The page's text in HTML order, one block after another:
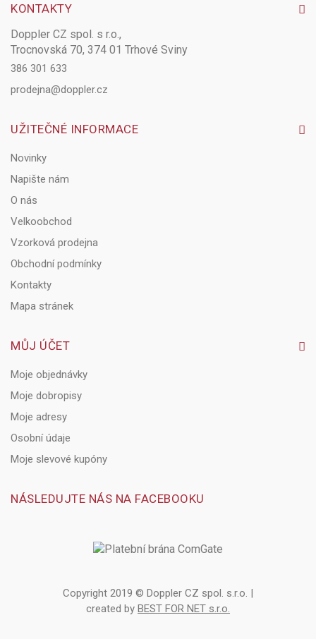
KONTAKTY
Doppler CZ spol. s r.o.,
Trocnovská 70, 374 01 Trhové Sviny
386 301 633
prodejna@doppler.cz
UŽITEČNÉ INFORMACE
Novinky
Napište nám
O nás
Velkoobchod
Vzorková prodejna
Obchodní podmínky
Kontakty
Mapa stránek
MŮJ ÚČET
Moje objednávky
Moje dobropisy
Moje adresy
Osobní údaje
Moje slevové kupóny
NÁSLEDUJTE NÁS NA FACEBOOKU
Copyright 2019 © Doppler CZ spol. s.r.o. |
created by BEST FOR NET s.r.o.